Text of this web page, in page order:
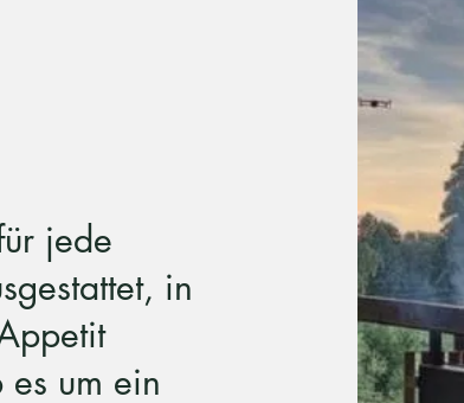
jede
in
um ein